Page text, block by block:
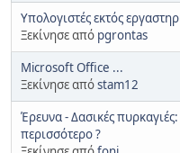
Υπολογιστές εκτός
Ξεκίνησε από pgrontas
Microsoft Office ...
Ξεκίνησε απόstam12
Έρευνα - Δασικές πυρκαγιές:
περισσότερο ?